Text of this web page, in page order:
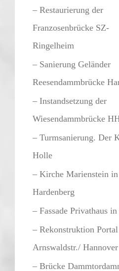
– Restaurierung der
Franzosenbrücke SZ-
Ringelheim
– Sanierung Geländer
Reesendammbrücke
– Instandsetzung der
Wiesendammbrücke
– Turmsanierung. Der
Holle
– Kirche Marienstein
Hardenberg
– Fassade Privathaus
– Rekonstruktion Portal
Arnswaldstr./ Hannover
– Brücke